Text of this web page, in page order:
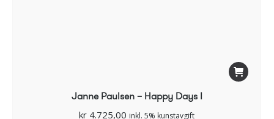
Janne Paulsen – Happy Days I
kr 4.725,00 inkl. 5% kunstavgift